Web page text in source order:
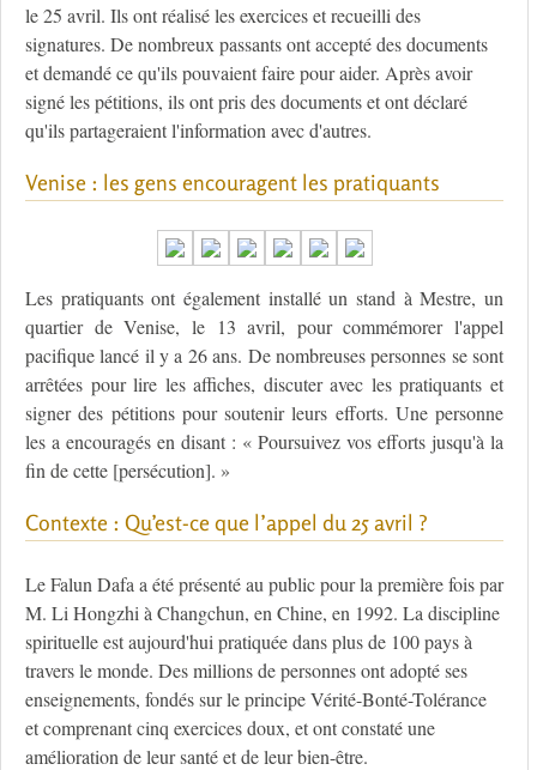
le 25 avril. Ils ont réalisé les exercices et recueilli des
signatures. De nombreux passants ont accepté des documents
et demandé ce qu'ils pouvaient faire pour aider. Après avoir
signé les pétitions, ils ont pris des documents et ont déclaré
qu'ils partageraient l'information avec d'autres.
Venise : les gens encouragent les pratiquants
Les pratiquants ont également installé un stand à Mestre, un
quartier de Venise, le 13 avril, pour commémorer l'appel
pacifique lancé il y a 26 ans. De nombreuses personnes se sont
arrêtées pour lire les affiches, discuter avec les pratiquants et
signer des pétitions pour soutenir leurs efforts. Une personne
les a encouragés en disant : « Poursuivez vos efforts jusqu'à la
fin de cette [persécution]. »
Contexte : Qu’est-ce que l’appel du 25 avril ?
Le Falun Dafa a été présenté au public pour la première fois par
M. Li Hongzhi à Changchun, en Chine, en 1992. La discipline
spirituelle est aujourd'hui pratiquée dans plus de 100 pays à
travers le monde. Des millions de personnes ont adopté ses
enseignements, fondés sur le principe Vérité-Bonté-Tolérance
et comprenant cinq exercices doux, et ont constaté une
amélioration de leur santé et de leur bien-être.